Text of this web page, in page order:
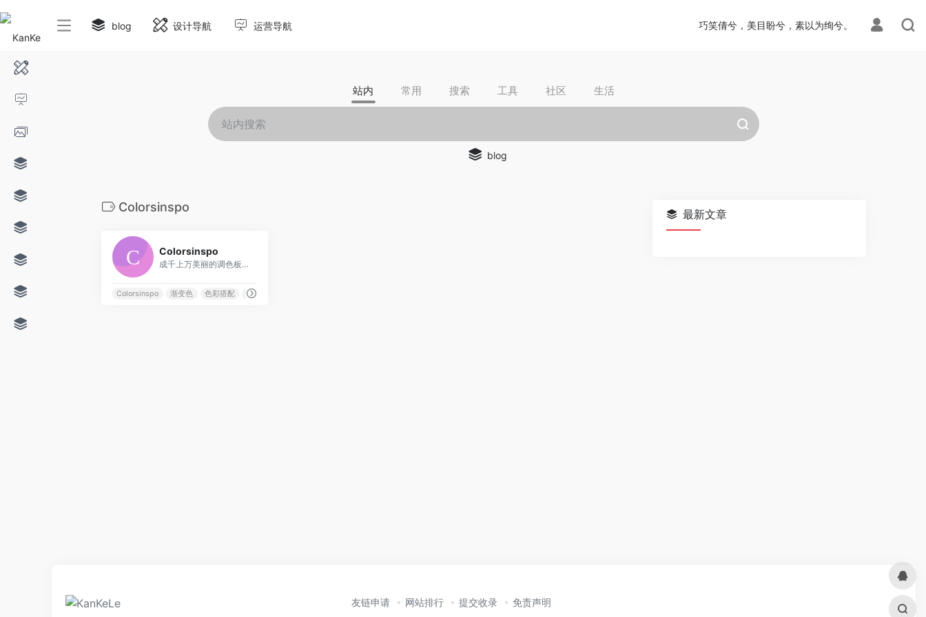
blog 设计导航 运营导航 巧笑倩兮，美目盼兮，素以为绚兮。
站内 常用 搜索 工具 社区 生活
blog
Colorsinspo
Colorsinspo
成千上万美丽的调色板，你可以直接使用它一次点击
Colorsinspo 渐变色 色彩搭配 调色板
最新文章
友链申请 网站排行 提交收录 免责声明